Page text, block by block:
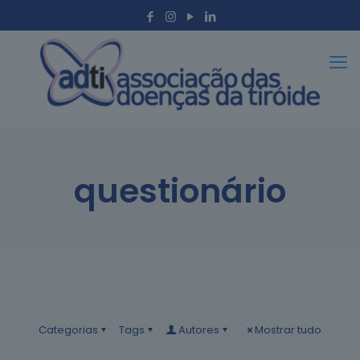
questionário
Categorias Tags Autores Mostrar tudo